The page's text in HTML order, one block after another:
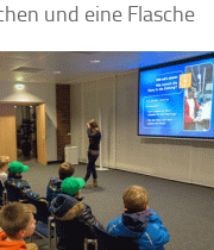
und eine Flasche